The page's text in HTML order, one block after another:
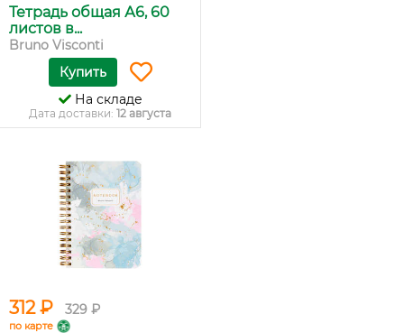
Тетрадь общая А6, 60
листов в...
Bruno Visconti
Купить
На складе
Дата доставки: 12 августа
312 ₽ 329 ₽
по карте